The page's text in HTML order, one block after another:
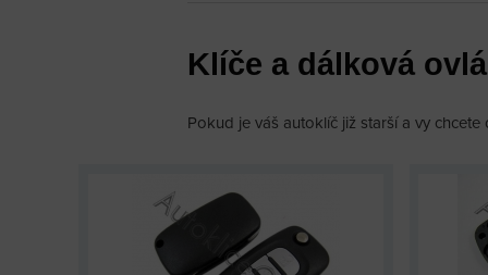
Klíče a dálková
Pokud je váš autoklíč již starší a vy